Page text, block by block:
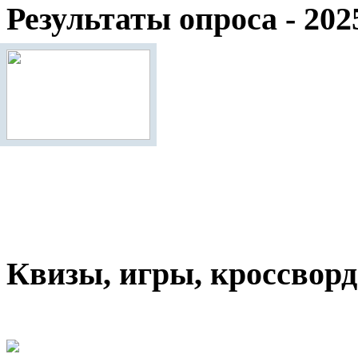
Результаты опроса -
Квизы, игры,